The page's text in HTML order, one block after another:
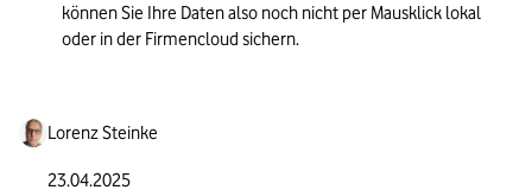
können Sie Ihre Daten also noch nicht per Mausklick lokal
oder in der Firmencloud sichern.
Lorenz Steinke
23.04.2025